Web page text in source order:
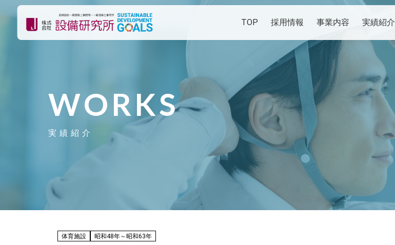
TOP 採用情報 事業内容 実績紹介
WORKS
実績紹介
体育施設 昭和48年～昭和63年